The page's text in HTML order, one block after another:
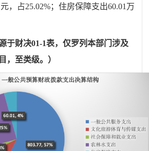
，占25.02%；住房保障支出60.01 万
于财决01-1表，仅罗列本部门涉及
，至类级。）